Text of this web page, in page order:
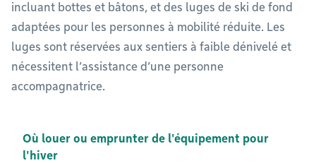
incluant bottes et bâtons, et des luges de ski de fond
adaptées pour les personnes à mobilité réduite. Les
luges sont réservées aux sentiers à faible dénivelé et
nécessitent l’assistance d’une personne
accompagnatrice.
Où louer ou emprunter de l'équipement pour
l'hiver